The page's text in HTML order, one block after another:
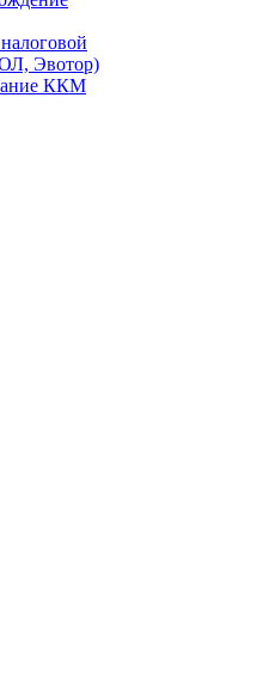
Эвотор)
ККМ